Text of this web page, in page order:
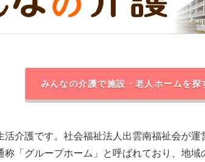
みんなの介護で施設・老人ホームを探
介護です。社会福祉法人出雲南福祉会が運
「グループホーム」と呼ばれており、地域